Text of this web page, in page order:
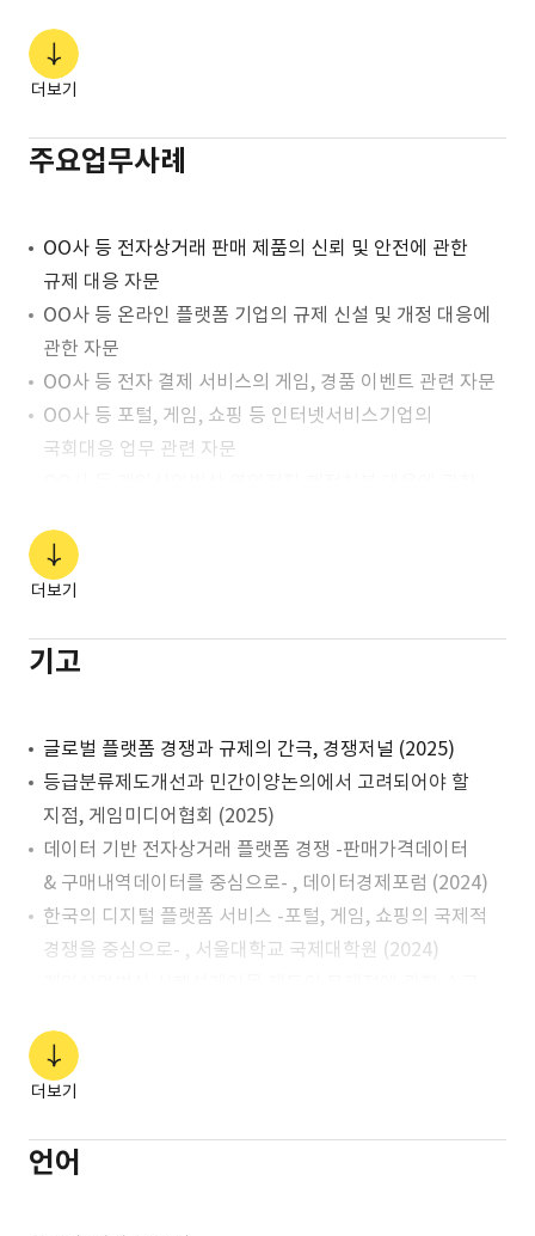
더보기
주요업무사례
OO사 등 전자상거래 판매 제품의 신뢰 및 안전에 관한
규제 대응 자문
OO사 등 온라인 플랫폼 기업의 규제 신설 및 개정 대응에
관한 자문
OO사 등 전자 결제 서비스의 게임, 경품 이벤트 관련 자문
OO사 등 포털, 게임, 쇼핑 등 인터넷서비스기업의
국회대응 업무 관련 자문
OO사 등 게임산업법상 등급분류결정 및
게임물관리위원회 대응에 관한 자문
OO사 등 해외 게임사의 국내대리인 업무 관련 자문
제8회 화우 게임 대담회 개최 "2025대선, 공약집이 놓친
게임정책"
제7회 화우 게임 대담회 개최 "개인정보처리방침 평가와
국내대리인제도"
제6회 화우 게임 대담회 개최
"트럼프2기, 한국게임산업정책"
제5회 화우 게임 대담회 개최 "게임법과 사회질서 -
확률형아이템 중복규제와 가상자산이용자보호법- "
제3회 화우 게임 대담회 개최 "게임산업 진흥 종합계획의
제2회 화우 게임 대담회 개최 "확률형아이템의 형사법적
더보기
기고
글로벌 플랫폼 경쟁과 규제의 간극, 경쟁저널 (2025)
등급분류제도개선과 민간이양논의에서 고려되어야 할
지점, 게임미디어협회 (2025)
데이터 기반 전자상거래 플랫폼 경쟁 -판매가격데이터
& 구매내역데이터를 중심으로- , 데이터경제포럼 (2024)
한국의 디지털 플랫폼 서비스 -포털, 게임, 쇼핑의 국제적
경쟁을 중심으로- , 서울대학교 국제대학원 (2024)
온라인게임 소비제한제도의 개선방안, 가천법학 (2017)
게임물 등급분류 제도의 문제점 및 개선의 방향, 외법논집
온라인게임 이용시간 제한의 합리적 개선, 법과 정책연구
(2017)
더보기
언어